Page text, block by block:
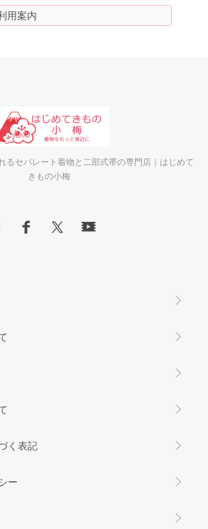
用案内
るセパレート着物と二部式帯の専門店｜はじめて
きもの小梅
く表記
ー